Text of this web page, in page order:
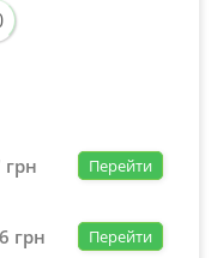
грн Перейти
грн Перейти